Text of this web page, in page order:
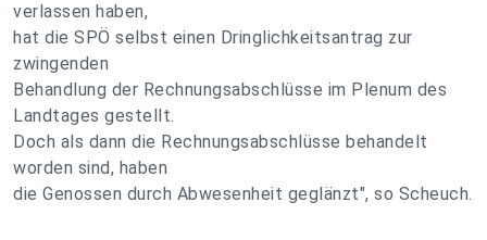
verlassen haben,
hat die SPÖ selbst einen Dringlichkeitsantrag zur
zwingenden
Behandlung der Rechnungsabschlüsse im Plenum des
Landtages gestellt.
Doch als dann die Rechnungsabschlüsse behandelt
worden sind, haben
die Genossen durch Abwesenheit geglänzt", so Scheuch.